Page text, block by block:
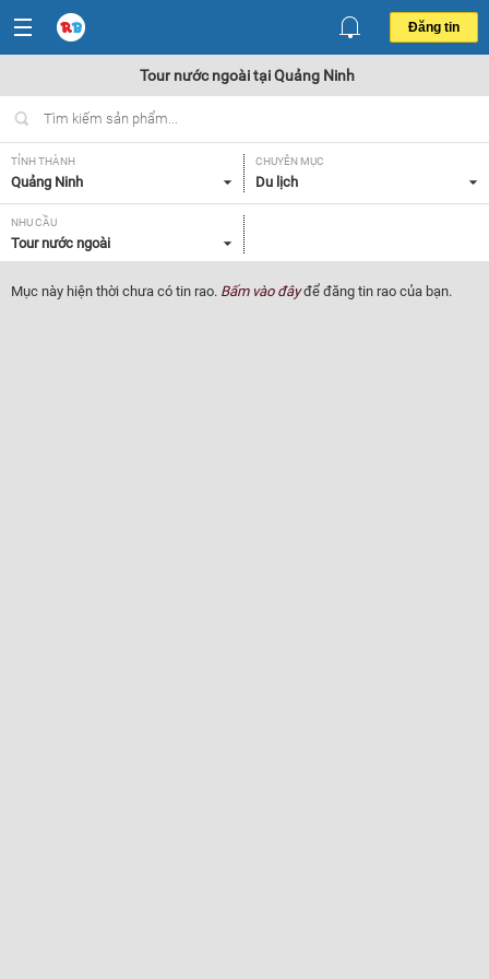
Đăng tin
Tour nước ngoài tại Quảng Ninh
TỈNH THÀNH
Quảng Ninh
CHUYÊN MỤC
Du lịch
NHU CẦU
Tour nước ngoài
Mục này hiện thời chưa có tin rao. Bấm vào đâyđể đăng tin rao của bạn.